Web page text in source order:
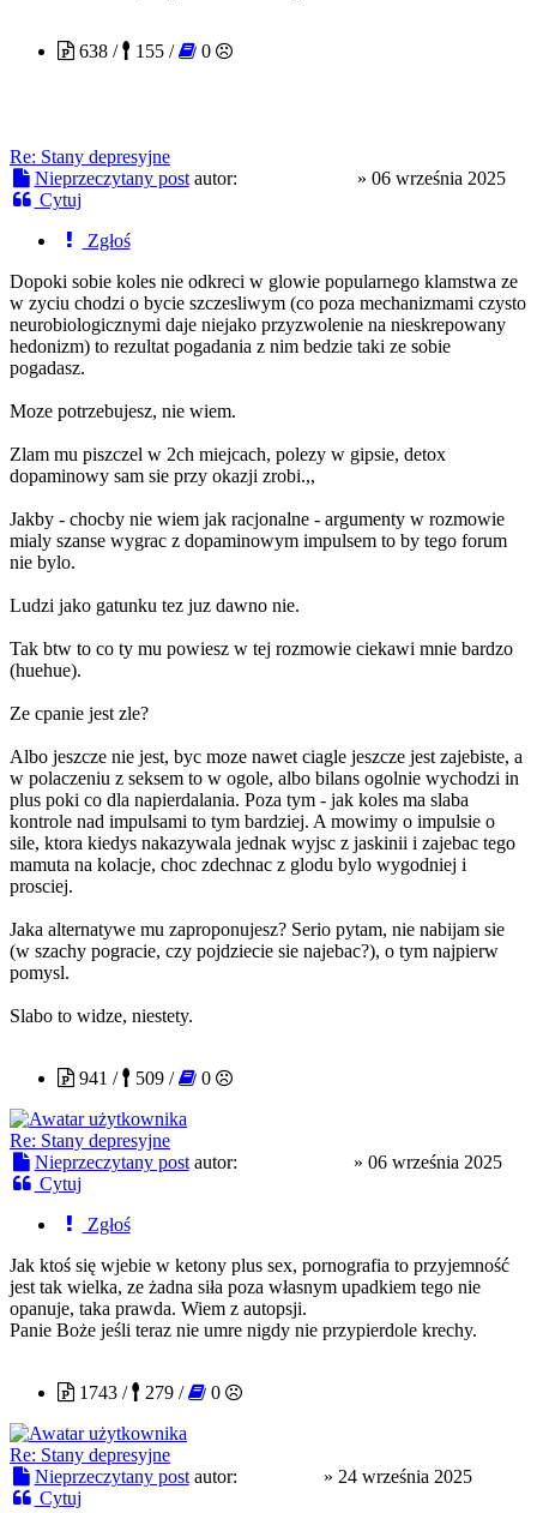
638 /
155 / 0
Re: Stany depresyjne
Nieprzeczytany post autor: » 06 września 2025
Cytuj
Zgłoś
Dopoki sobie koles nie odkreci w glowie popularnego klamstwa ze
w zyciu chodzi o bycie szczesliwym (co poza mechanizmami czysto
neurobiologicznymi daje niejako przyzwolenie na nieskrepowany
hedonizm) to rezultat pogadania z nim bedzie taki ze sobie
pogadasz.
Moze potrzebujesz, nie wiem.
Zlam mu piszczel w 2ch miejcach, polezy w gipsie, detox
dopaminowy sam sie przy okazji zrobi.,,
Jakby - chocby nie wiem jak racjonalne - argumenty w rozmowie
mialy szanse wygrac z dopaminowym impulsem to by tego forum
nie bylo.
Ludzi jako gatunku tez juz dawno nie.
Tak btw to co ty mu powiesz w tej rozmowie ciekawi mnie bardzo
(huehue).
Ze cpanie jest zle?
Albo jeszcze nie jest, byc moze nawet ciagle jeszcze jest zajebiste, a
w polaczeniu z seksem to w ogole, albo bilans ogolnie wychodzi in
plus poki co dla napierdalania. Poza tym - jak koles ma slaba
kontrole nad impulsami to tym bardziej. A mowimy o impulsie o
sile, ktora kiedys nakazywala jednak wyjsc z jaskinii i zajebac tego
mamuta na kolacje, choc zdechnac z glodu bylo wygodniej i
prosciej.
Jaka alternatywe mu zaproponujesz? Serio pytam, nie nabijam sie
(w szachy pogracie, czy pojdziecie sie najebac?), o tym najpierw
pomysl.
Slabo to widze, niestety.
941 /
509 / 0
Re: Stany depresyjne
Nieprzeczytany post autor: » 06 września 2025
Cytuj
Zgłoś
Jak ktoś się wjebie w ketony plus sex, pornografia to przyjemność
jest tak wielka, ze żadna siła poza własnym upadkiem tego nie
opanuje, taka prawda. Wiem z autopsji.
Panie Boże jeśli teraz nie umre nigdy nie przypierdole krechy.
1743 /
279 / 0
Re: Stany depresyjne
Nieprzeczytany post autor: » 24 września 2025
Cytuj